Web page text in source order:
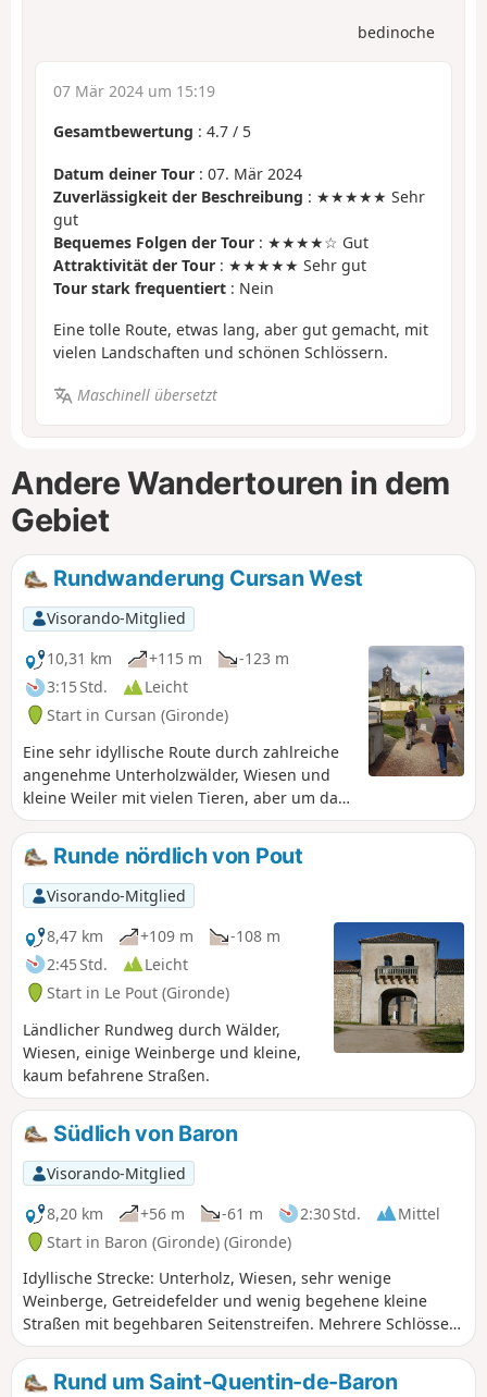
bedinoche
07 Mär 2024 um 15:19
Gesamtbewertung : 4.7 / 5
Datum deiner Tour : 07. Mär 2024
Zuverlässigkeit der Beschreibung : ★★★★★ Sehr
gut
Bequemes Folgen der Tour : ★★★★☆ Gut
Attraktivität der Tour : ★★★★★ Sehr gut
Tour stark frequentiert : Nein
Eine tolle Route, etwas lang, aber gut gemacht, mit
vielen Landschaften und schönen Schlössern.
Maschinell übersetzt
Andere Wandertouren in dem
Gebiet
Rundwanderung Cursan West
Visorando-Mitglied
10,31 km
+115 m
-123 m
3:15 Std.
Leicht
Start in Cursan (Gironde)
Eine sehr idyllische Route durch zahlreiche
angenehme Unterholzwälder, Wiesen und
kleine Weiler mit vielen Tieren, aber um das
zu verdienen, muss man auch einige
Straßen in Kauf nehmen (die
glücklicherweise sehr wenig begehen sind)...
Runde nördlich von Pout
Visorando-Mitglied
8,47 km
+109 m
-108 m
2:45 Std.
Leicht
Start in Le Pout (Gironde)
Ländlicher Rundweg durch Wälder,
Wiesen, einige Weinberge und kleine,
kaum befahrene Straßen.
Südlich von Baron
Visorando-Mitglied
8,20 km
+56 m -61 m 2:30 Std.
Mittel
Start in Baron (Gironde) (Gironde)
Idyllische Strecke: Unterholz, Wiesen, sehr wenige
Weinberge, Getreidefelder und wenig begehene kleine
Straßen mit begehbaren Seitenstreifen. Mehrere Schlösser
und schöne Anwesen, nicht zu vergessen die Kirche mit
ihrer prächtigen Krypta aus dem 11. Jahrhundert
Rund um Saint-Quentin-de-Baron